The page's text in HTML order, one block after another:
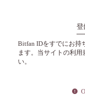
登
Bitfan IDをすでにお持
ます。 当サイトの利用
い。